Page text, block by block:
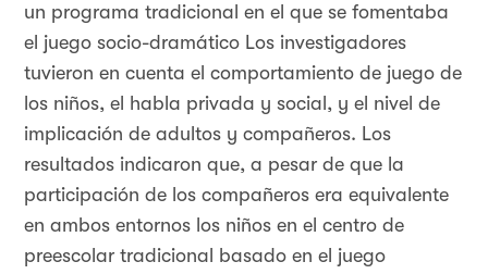
un programa tradicional en el que se fomentaba
el juego socio-dramático Los investigadores
tuvieron en cuenta el comportamiento de juego de
los niños, el habla privada y social, y el nivel de
implicación de adultos y compañeros. Los
resultados indicaron que, a pesar de que la
participación de los compañeros era equivalente
en ambos entornos los niños en el centro de
preescolar tradicional basado en el juego